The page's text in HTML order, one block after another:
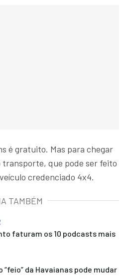
é gratuito. Mas para chegar
transporte, que pode ser feito
credenciado 4x4.
TAMBÉM
faturam os 10 podcasts mais
da Havaianas pode mudar